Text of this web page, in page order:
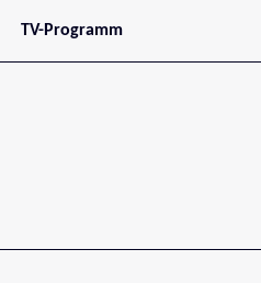
TV-Programm